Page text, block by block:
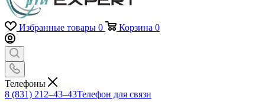
Избранные товары 0 Корзина 0
Телефоны
8 (831) 212–43–43Телефон для связи